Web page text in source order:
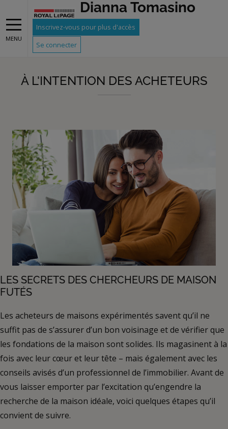
MENU
Dianna Tomasino
Gray
Inscrivez-vous pour plus d'accès
Se connecter
À L'INTENTION DES ACHETEURS
LES SECRETS DES CHERCHEURS DE MAISON
FUTÉS
Les acheteurs de maisons expérimentés savent qu’il ne
suffit pas de s’assurer d’un bon voisinage et de vérifier que
les fondations de la maison sont solides. Ils magasinent à la
fois avec leur cœur et leur tête – mais également avec les
conseils avisés d’un professionnel de l’immobilier. Avant de
vous laisser emporter par l’excitation qu’engendre la
recherche de la maison idéale, voici quelques étapes qu’il
convient de suivre.